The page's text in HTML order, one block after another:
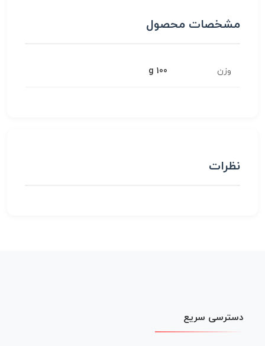
مشخصات محصول
وزن 100 g
نظرات
دسترسی سریع